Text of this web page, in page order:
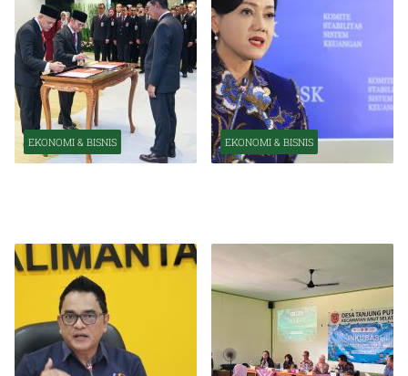
EKONOMI & BISNIS EKONOMI & BISNIS